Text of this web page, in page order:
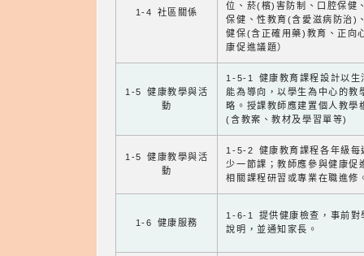
1-4 社區關係
位、菸(檳)害防制、口腔保健
保健、性教育(含愛滋病防治)
健保(含正確用藥)教育、正向
康促進議題）
1-5 健康教學與活
動
1-5-1 健康教育課程設計以生
能為導向，以學生為中心的教
略。授課教師應建置個人教學
(含教案、教材及學習單等)
1-5 健康教學與活
動
1-5-2 健康教育課程各年級每
少一節課；教師應參與健康促
相關課程研習或專業在職進修
1-6 健康服務
1-6-1 提供健康檢查，事前對
說明，並通知家長。